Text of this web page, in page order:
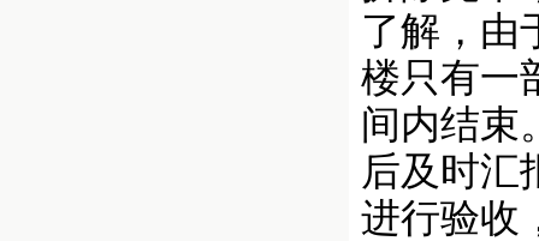
了解，由
楼只有一
间内结束
后及时汇
进行验收